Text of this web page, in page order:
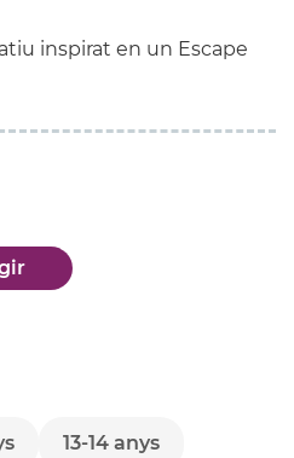
inspirat en un Escape
13-14 anys